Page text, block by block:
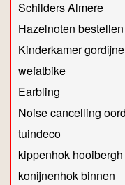
Schilders Almere
Hazelnoten bestellen
Kinderkamer
wefatbike
Earbling
Noise cancelling
tuindeco
kippenhok hooibergh
konijnenhok binnen